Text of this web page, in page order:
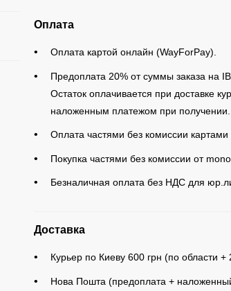
Оплата
Оплата картой онлайн (WayForPay).
Предоплата 20% от суммы заказа на
Остаток оплачивается при доставке
наложенным платежом при получении.
Оплата частями без комиссии картами
Покупка частями без комиссии от
Безналичная оплата без НДС для
Доставка
Курьер по Киеву 600 грн (по области +
Нова Пошта (предоплата +